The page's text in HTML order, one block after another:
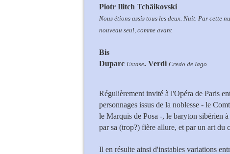
Piotr Ilitch Tchäikovski
Nous étions assis tous les deux. Nuit. Par cette
nouveau seul, comme avant
Bis
Duparc Extase. Verdi Credo de Iago
Régulièrement invité à l'Opéra de Paris
personnages issus de la noblesse - le
le Marquis de Posa -, le baryton sibérien
par sa (trop?) fière allure, et par un art du
Il en résulte ainsi d'instables variations